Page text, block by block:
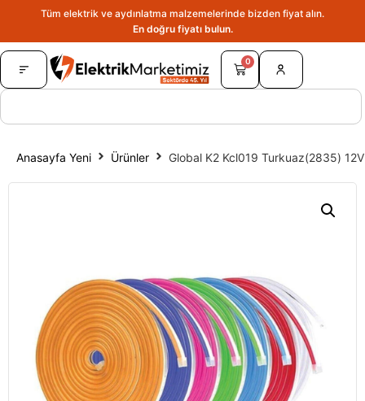
Tüm elektrik ve aydınlatma malzemelerinde bizden fiyat alın.
En doğru fiyatı bulun.
0
Anasayfa Yeni Ürünler Global K2 Kcl019 Turkuaz(2835)